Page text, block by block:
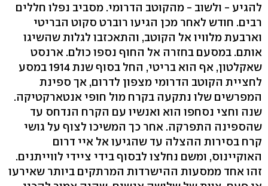
להגיע - ולשוב - מהקוטב הדרומי. מסביב נפלו חללים
רבים. חודש לאחר מכן הגיעו רוברט סקוט הבריטי
וארבעת מלוויו אל הקוטב, והתאכזבו לגלות שהשיגו
אותם. במסעם בחזרה אל החוף נספו כולם. ארנסט
שאקלטון, אף הוא בריטי, החל בסוף שנת 1914 במסע
לחציית הקוטב הדרומי מצפון לדרום, אך ספינת
המפרשים שלו נתקעה בקרח מול חופי אנטארקטיקה.
שנה וחצי נסחפו הוא ואנשיו עם הקרח הנדחס עד
שהספינה התפרקה. אחר כך המשיכו לצוף על גושי
קרח בסירות ההצלה עד שהגיעו אל איי דרום
האוקיינוס, ומשם נחלצו לבסוף בידי ציידי לווייתנים.
זהו אחד ממסעות ההישרדות המרתקים ביותר שאירעו